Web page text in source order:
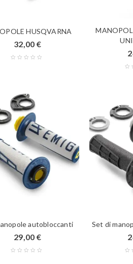
HUSQVARNA
32,00 €
autobloccanti
29,00 €
Set di